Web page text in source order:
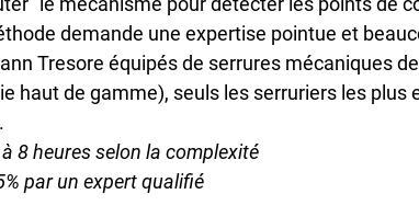
demande une expertise pointue et
Tresore équipés de serrures mécaniques
haut de gamme), seuls les serruriers les plus
8 heures selon la complexité
par un expert qualifié